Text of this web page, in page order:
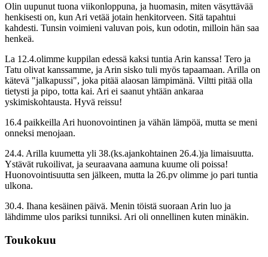
Olin uupunut tuona viikonloppuna, ja huomasin, miten väsyttävää
henkisesti on, kun Ari vetää jotain henkitorveen. Sitä tapahtui
kahdesti. Tunsin voimieni valuvan pois, kun odotin, milloin hän saa
henkeä.
La 12.4.olimme kuppilan edessä kaksi tuntia Arin kanssa! Tero ja
Tatu olivat kanssamme, ja Arin sisko tuli myös tapaamaan. Arilla on
kätevä "jalkapussi", joka pitää alaosan lämpimänä. Viltti pitää olla
tietysti ja pipo, totta kai. Ari ei saanut yhtään ankaraa
yskimiskohtausta. Hyvä reissu!
16.4 paikkeilla Ari huonovointinen ja vähän lämpöä, mutta se meni
onneksi menojaan.
24.4. Arilla kuumetta yli 38.(ks.ajankohtainen 26.4.)ja limaisuutta.
Ystävät rukoilivat, ja seuraavana aamuna kuume oli poissa!
Huonovointisuutta sen jälkeen, mutta la 26.pv olimme jo pari tuntia
ulkona.
30.4. Ihana kesäinen päivä. Menin töistä suoraan Arin luo ja
lähdimme ulos pariksi tunniksi. Ari oli onnellinen kuten minäkin.
Toukokuu